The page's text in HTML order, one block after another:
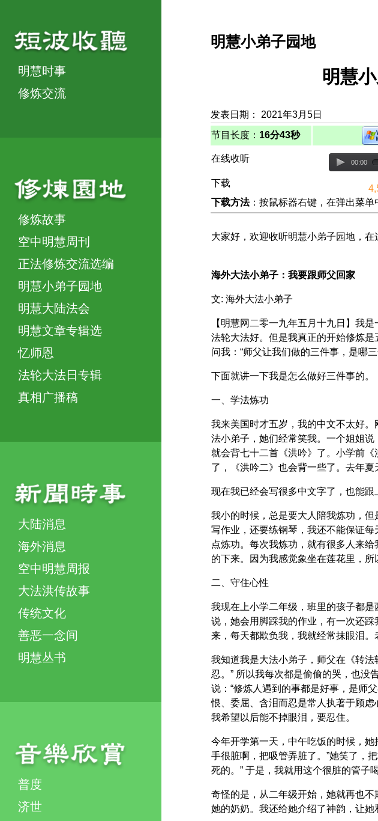
明慧时事
修炼交流
修炼故事
空中明慧周刊
正法修炼交流选编
明慧小弟子园地
明慧大陆法会
明慧文章专辑选
忆师恩
法轮大法日专辑
真相广播稿
大陆消息
海外消息
空中明慧周报
大法洪传故事
传统文化
善恶一念间
明慧丛书
普度
济世
明慧小弟子园地
明慧
发表日期： 2021年3月5日
节目长度： 16分43秒
在线收听 00:00
下载
下载方法：按鼠标器右键，在弹出菜
大家好，欢迎收听明慧小弟子园地，
海外大法小弟子：我要跟师父回家
文: 海外大法小弟子
【明慧网二零一九年五月十九日】我
法轮大法好。但是我真正的开始修炼
问我：“师父让我们做的三件事，是哪
下面就讲一下我是怎么做好三件事的。
一、学法炼功
我来美国时才五岁，我的中文不太好
法小弟子，她们经常笑我。一个姐姐说
就会背七十二首《洪吟》了。小学前
了，《洪吟二》也会背一些了。去年
现在我已经会写很多中文字了，也能
我小的时候，总是要大人陪我炼功，
写作业，还要练钢琴，我还不能保证
点炼功。每次我炼功，就有很多人来
的下来。因为我感觉象坐在莲花里，所
二、守住心性
我现在上小学二年级，班里的孩子都
说，她会用脚踩我的作业，有一次还
来，每天都欺负我，我就经常抹眼泪
我知道我是大法小弟子，师父在《转
忍。” 所以我每次都是偷偷的哭，也没
说：“修炼人遇到的事都是好事，是师
恨、委屈、含泪而忍是常人执著于顾虑
我希望以后能不掉眼泪，要忍住。
今年开学第一天，中午吃饭的时候，
手很脏啊，把吸管弄脏了。”她笑了，
死的。” 于是，我就用这个很脏的管子
奇怪的是，从二年级开始，她就再也
她的奶奶。我还给她介绍了神韵，让她